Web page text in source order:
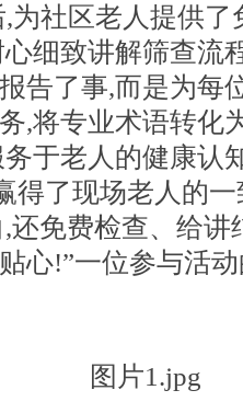
为社区老人提供了
细致讲解筛查流
告了事,而是为每
,将专业术语转化
于老人的健康认
得了现场老人的
还免费检查、给讲
心!”一位参与活